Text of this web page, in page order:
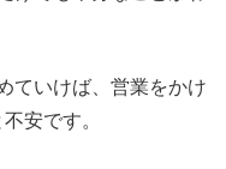
ていけば、営業をかけ
安です。